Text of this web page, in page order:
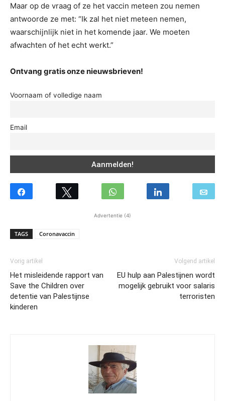
Maar op de vraag of ze het vaccin meteen zou nemen
antwoorde ze met: “Ik zal het niet meteen nemen,
waarschijnlijk niet in het komende jaar. We moeten
afwachten of het echt werkt.”
Ontvang gratis onze nieuwsbrieven!
Voornaam of volledige naam
Email
Advertentie (4)
TAGS Coronavaccin
Vorig artikel
Het misleidende rapport van
Save the Children over
detentie van Palestijnse
kinderen
Volgend artikel
EU hulp aan Palestijnen wordt
mogelijk gebruikt voor salaris
terroristen